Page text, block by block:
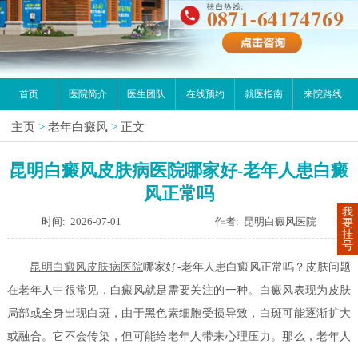
首页 医院简介 医生团队 在线预约 就医指南 来院路线
主页 > 老年白癜风 > 正文
昆明白癜风皮肤病医院哪家好-老年人患白癜
风正常吗
时间: 2026-07-01 作者: 昆明白癜风医院
昆明白癜风皮肤病医院哪家好-老年人患白癜风正常吗？皮肤问题
在老年人中很常见，白癜风就是需要关注的一种。白癜风表现为皮肤
局部或全身出现白斑，由于黑色素细胞受损导致，白斑可能逐渐扩大
或融合。它不会传染，但可能给老年人带来心理压力。那么，老年人
我
要
挂
号